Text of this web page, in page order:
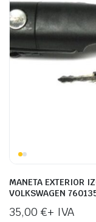
MANETA EXTERIOR
VOLKSWAGEN
35,00 €+ IVA